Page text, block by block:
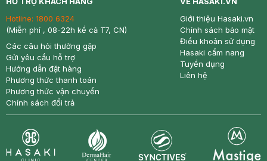
Hotline: 1800 6324
(Miễn phí , 08-22h kể cả T7, CN)
Các câu hỏi thường gặp
Gửi yêu cầu hỗ trợ
Hướng dẫn đặt hàng
Phương thức thanh toán
Phương thức vận chuyển
Chính sách đổi trả
Giới thiệu Hasaki.vn
Chính sách bảo mật
Điều khoản sử dụng
Hasaki cẩm nang
Tuyển dụng
Liên hệ